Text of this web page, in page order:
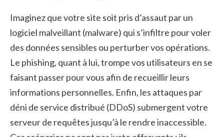
Imaginez que votre site soit pris d’assaut par un
logiciel malveillant (malware) qui s’infiltre pour voler
des données sensibles ou perturber vos opérations.
Le phishing, quant à lui, trompe vos utilisateurs en se
faisant passer pour vous afin de recueillir leurs
informations personnelles. Enfin, les attaques par
déni de service distribué (DDoS) submergent votre
serveur de requêtes jusqu’à le rendre inaccessible.